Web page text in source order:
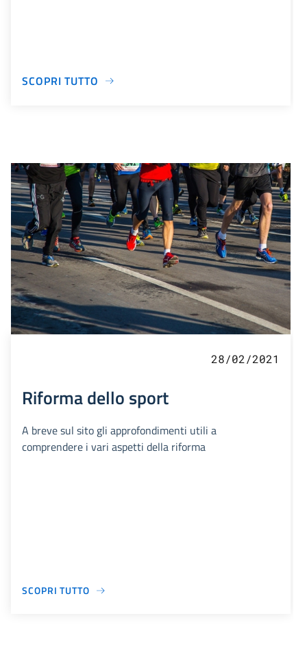
SCOPRI TUTTO
28/02/2021
Riforma dello sport
A breve sul sito gli approfondimenti utili a
comprendere i vari aspetti della riforma
SCOPRI TUTTO